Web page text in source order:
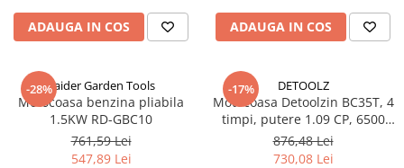
ADAUGA IN COS ADAUGA IN COS
-28%Raider Garden Tools
Motocoasa benzina pliabila
1.5KW RD-GBC10
761,59 Lei
547,89 Lei
-17% DETOOLZ
Motocoasa Detoolzin BC35T, 4
timpi, putere 1.09 CP, 6500
rpm, 0.8 KW, 31 CC, 3
accesorii, DZ-M103
876,48 Lei
730,08 Lei